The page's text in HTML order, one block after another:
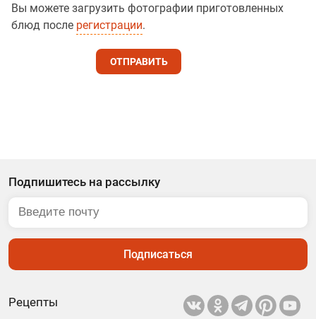
Вы можете загрузить фотографии приготовленных
блюд после регистрации.
ОТПРАВИТЬ
Рецепты
Подпишитесь на рассылку
Подписаться